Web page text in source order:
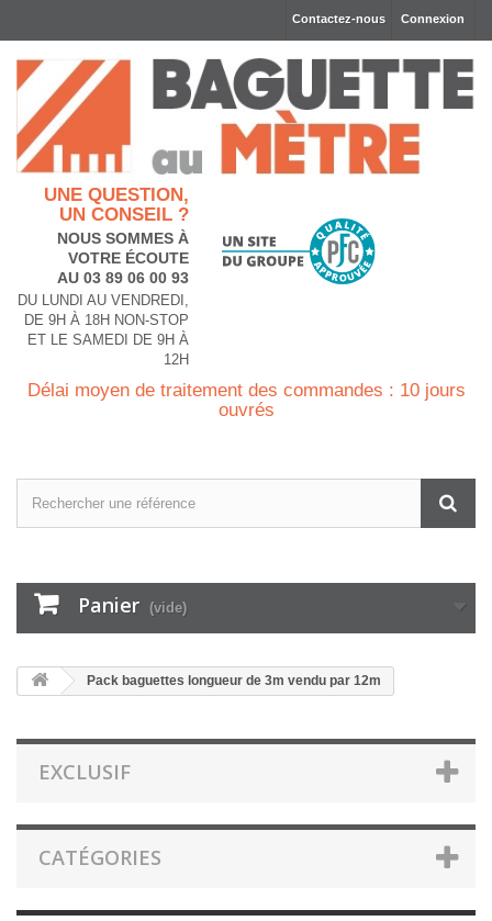
Connexion
Contactez-nous
UNE QUESTION,
UN CONSEIL ?
NOUS SOMMES À
VOTRE ÉCOUTE
AU 03 89 06 00 93
DU LUNDI AU VENDREDI,
DE 9H À 18H NON-STOP
ET LE SAMEDI DE 9H À
12H
Délai moyen de traitement des commandes : 10 jours
ouvrés
Panier (vide)
Pack baguettes longueur de 3m vendu par 12m
EXCLUSIF
CATÉGORIES